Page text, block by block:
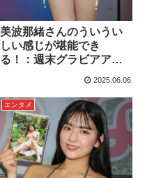
美波那緒さんのういうい
しい感じが堪能でき
る！：週末グラビアアイ
2025.06.06
エンタメ